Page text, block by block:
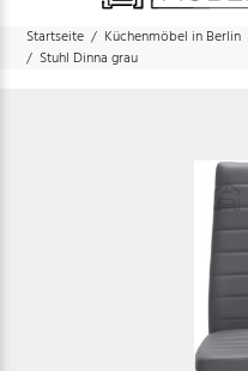
Startseite Küchenmöbel in Berlin
Stuhl Dinna grau